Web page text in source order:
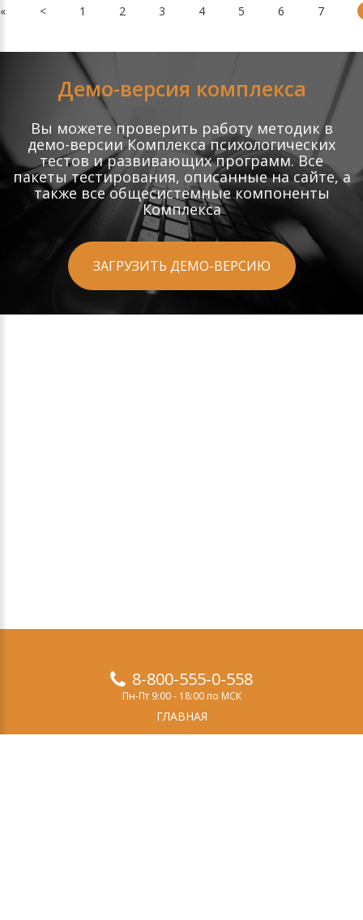
« < 1 2 3 4 5 6 7
Демо-версия комплекса
Вы можете проверить работу методик в
демо-версии Комплекса психологических
тестов и развивающих программ. Все
пакеты тестирования, описанные на сайте, а
также все общесистемные компоненты
Комплекса
ЗАГРУЗИТЬ ДЕМО-ВЕРСИЮ
8-800-555-0-558
Пн-Пт 9:00 - 18:00 по МСК
ГЛАВНАЯ